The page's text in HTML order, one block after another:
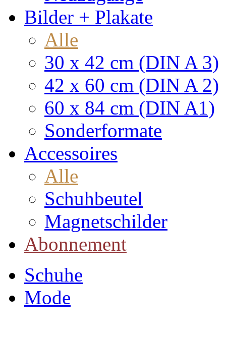
Bilder + Plakate
Alle
30 x 42 cm (DIN A 3)
42 x 60 cm (DIN A 2)
60 x 84 cm (DIN A1)
Sonderformate
Accessoires
Alle
Schuhbeutel
Magnetschilder
Abonnement
Schuhe
Mode